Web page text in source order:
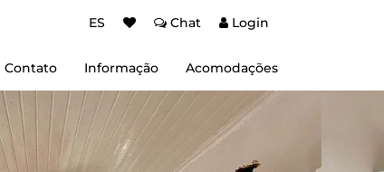
ES Chat Login
Contato Informação
Sobre nos
Termos de uso
Política de Privacidad
Acomodações